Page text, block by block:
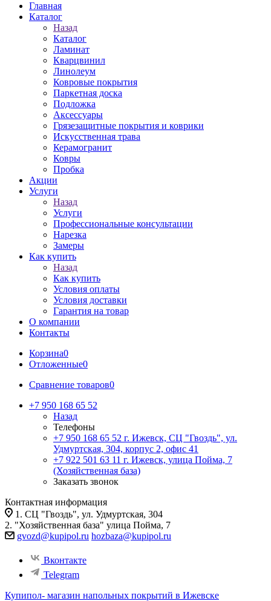
Главная
Каталог
Назад
Каталог
Ламинат
Кварцвинил
Линолеум
Ковровые покрытия
Паркетная доска
Подложка
Аксессуары
Грязезащитные покрытия и коврики
Искусственная трава
Керамогранит
Ковры
Пробка
Акции
Услуги
Назад
Услуги
Профессиональные консультации
Нарезка
Замеры
Как купить
Назад
Как купить
Условия оплаты
Условия доставки
Гарантия на товар
О компании
Контакты
Корзина0
Отложенные0
Сравнение товаров0
+7 950 168 65 52
Назад
Телефоны
+7 950 168 65 52 г. Ижевск, СЦ "Гвоздь", ул.
Удмуртская, 304, корпус 2, офис 41
+7 922 501 63 11 г. Ижевск, улица Пойма, 7
(Хозяйственная база)
Заказать звонок
Контактная информация
1. СЦ "Гвоздь", ул. Удмуртская, 304
2. "Хозяйственная база" улица Пойма, 7
gvozd@kupipol.ru hozbaza@kupipol.ru
Вконтакте
Telegram
Купипол- магазин напольных покрытий в Ижевске